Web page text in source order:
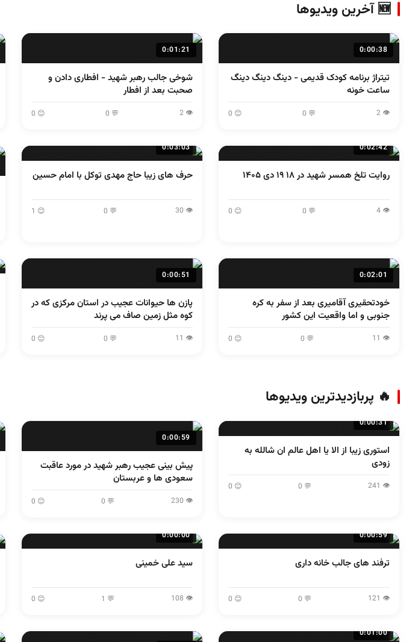
🆕 آخرین ویدیوها
0:00:38
تیتراژ برنامه کودک قدیمی - دینگ دینگ دینگ
ساعت خونه
👁 2
💬 0
😊 0
0:01:21
شوخی جالب رهبر شهید - افطاری دادن و
صحبت بعد از افطار
👁 2
💬 0
😊 0
0:02:42
روایت تلخ همسر شهید در ۱۸ ۱۹ دی ۱۴۰۵
👁 4
💬 0
😊 0
0:03:03
حرف های زیبا حاج مهدی توکل با امام حسین
👁 30
💬 0
😊 1
0:02:01
خودتحقیری آقامیری بعد از سفر به کره
جنوبی و اما واقعیت این کشور
👁 11
💬 0
😊 0
0:00:51
پازن ها حیوانات عجیب در استان مرکزی که در
کوه مثل زمین صاف می پرند
👁 11
💬 0
😊 0
🔥 پربازدیدترین ویدیوها
0:00:31
استوری زیبا از الا یا اهل عالم ان شالله به
زودی
👁 241
💬 0
😊 0
0:00:59
پیش بینی عجیب رهبر شهید در مورد عاقبت
سعودی ها و عربستان
👁 230
💬 0
😊 0
0:00:59
ترفند های جالب خانه داری
👁 121
💬 0
😊 0
0:00:00
سید علی خمینی
👁 108
💬 1
😊 0
0:01:00